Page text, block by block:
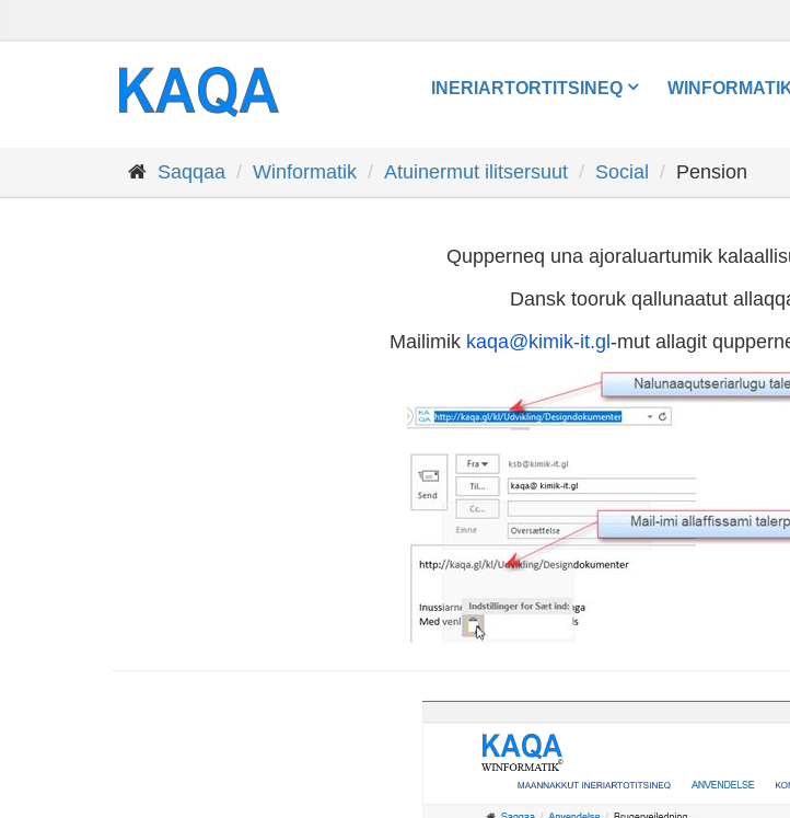
INERIARTORTITSINEQ
Saqqaa Winformatik Atuinermut ilitsersuut Social Pension
Qupperneq una ajoraluartumik
Dansk tooruk qallunaatut
Mailimik kaqa@kimik-it.gl-mut allagit